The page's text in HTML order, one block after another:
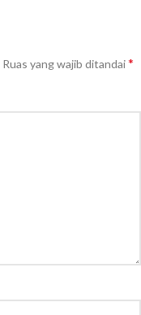
Ruas yang wajib ditandai*